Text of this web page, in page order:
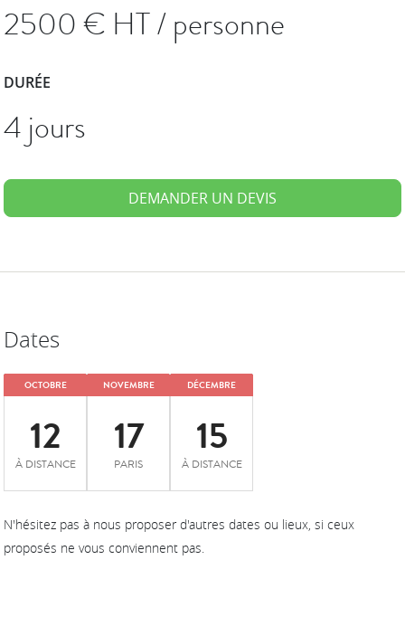
2500€ HT / personne
DURÉE
4 jours
DEMANDER UN DEVIS
Dates
OCTOBRE
12
À DISTANCE
NOVEMBRE
17
PARIS
DÉCEMBRE
15
À DISTANCE
N'hésitez pas à nous proposer d'autres dates ou lieux, si ceux
proposés ne vous conviennent pas.